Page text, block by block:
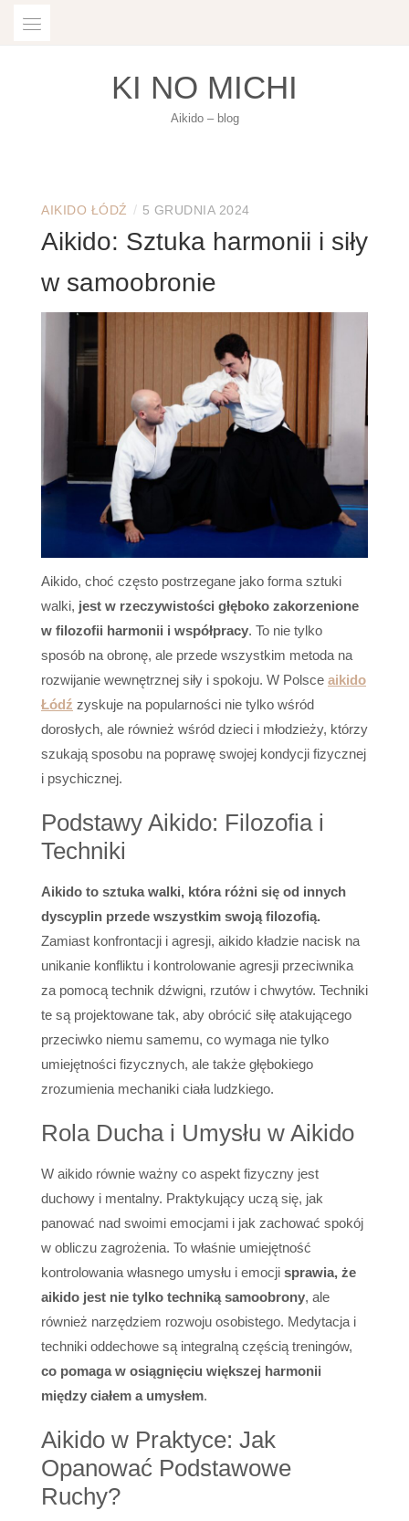
KI NO MICHI
Aikido – blog
AIKIDO ŁÓDŹ / 5 GRUDNIA 2024
Aikido: Sztuka harmonii i siły
w samoobronie
Aikido, choć często postrzegane jako forma sztuki
walki, jest w rzeczywistości głęboko zakorzenione
w filozofii harmonii i współpracy. To nie tylko
sposób na obronę, ale przede wszystkim metoda na
rozwijanie wewnętrznej siły i spokoju. W Polsce aikido
Łódź zyskuje na popularności nie tylko wśród
dorosłych, ale również wśród dzieci i młodzieży, którzy
szukają sposobu na poprawę swojej kondycji fizycznej
i psychicznej.
Podstawy Aikido: Filozofia i
Techniki
Aikido to sztuka walki, która różni się od innych
dyscyplin przede wszystkim swoją filozofią.
Zamiast konfrontacji i agresji, aikido kładzie nacisk na
unikanie konfliktu i kontrolowanie agresji przeciwnika
za pomocą technik dźwigni, rzutów i chwytów. Techniki
te są projektowane tak, aby obrócić siłę atakującego
przeciwko niemu samemu, co wymaga nie tylko
umiejętności fizycznych, ale także głębokiego
zrozumienia mechaniki ciała ludzkiego.
Rola Ducha i Umysłu w Aikido
W aikido równie ważny co aspekt fizyczny jest
duchowy i mentalny. Praktykujący uczą się, jak
panować nad swoimi emocjami i jak zachować spokój
w obliczu zagrożenia. To właśnie umiejętność
kontrolowania własnego umysłu i emocji sprawia, że
aikido jest nie tylko techniką samoobrony, ale
również narzędziem rozwoju osobistego. Medytacja i
techniki oddechowe są integralną częścią treningów,
co pomaga w osiągnięciu większej harmonii
między ciałem a umysłem.
Aikido w Praktyce: Jak
Opanować Podstawowe
Ruchy?